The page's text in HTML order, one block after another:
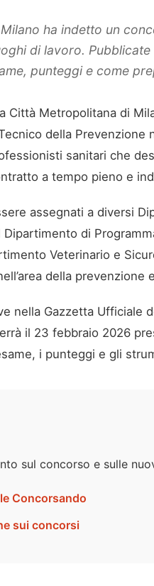
ha indetto un
di lavoro.
punteggi e come
Città Metropolitana di
della Prevenzione
sanitari che
a tempo pieno e
assegnati a diversi
di
Veterinario e
della prevenzione
nella Gazzetta
il 23 febbraio 2026
i punteggi e gli
sul concorso e sulle
Concorsando
sui concorsi